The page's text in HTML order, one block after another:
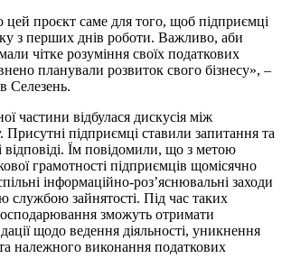
проєкт саме для того, щоб підприємці
з перших днів роботи. Важливо, аби
чітке розуміння своїх податкових
планували розвиток свого бізнесу», –
Селезень.
частини відбулася дискусія між
Присутні підприємці ставили запитання та
Їм повідомили, що з метою
грамотності підприємців щомісячно
інформаційно-роз’яснювальні заходи
службою зайнятості. Під час таких
зможуть отримати
щодо ведення діяльності, уникнення
належного виконання податкових